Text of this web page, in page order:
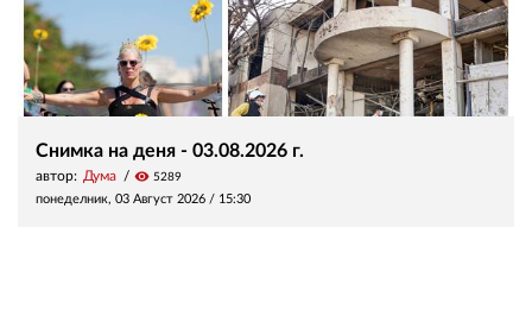
Снимка на деня - 03.08.2026 г.
автор: Дума visibility 5289
понеделник, 03 Август 2026 / 15:30